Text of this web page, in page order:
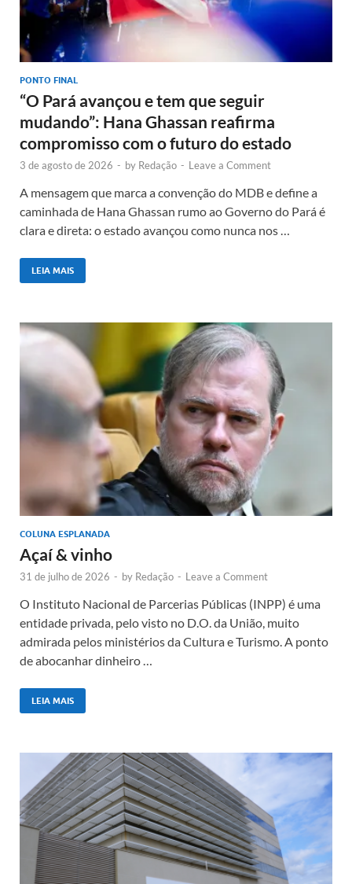
PONTO FINAL
“O Pará avançou e tem que seguir
mudando”: Hana Ghassan reafirma
compromisso com o futuro do estado
3 de agosto de 2026 - by Redação - Leave a Comment
A mensagem que marca a convenção do MDB e define a
caminhada de Hana Ghassan rumo ao Governo do Pará é
clara e direta: o estado avançou como nunca nos …
LEIA MAIS
COLUNA ESPLANADA
Açaí & vinho
31 de julho de 2026 - by Redação - Leave a Comment
O Instituto Nacional de Parcerias Públicas (INPP) é uma
entidade privada, pelo visto no D.O. da União, muito
admirada pelos ministérios da Cultura e Turismo. A ponto
de abocanhar dinheiro …
LEIA MAIS